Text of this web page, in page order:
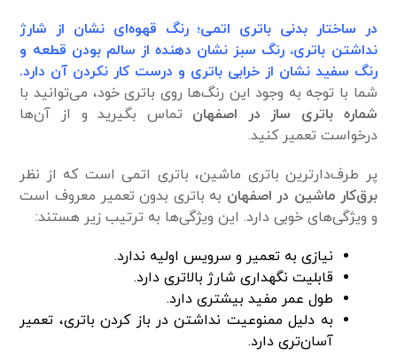
در ساختار بدنی باتری اتمی؛ رنگ قهوه‌ای نشان از شارژ
نداشتن باتری، رنگ سبز نشان دهنده از سالم بودن قطعه و
رنگ سفید نشان از خرابی باتری و درست کار نکردن آن دارد.
شما با توجه به وجود این رنگ‌ها روی باتری خود، می‌توانید با
شماره باتری ساز در اصفهان تماس بگیرید و از آن‌ها
درخواست تعمیر کنید.
پر طرف‌دارترین باتری ماشین، باتری اتمی است که از نظر
برق‌کار ماشین در اصفهان به باتری بدون تعمیر معروف است
و ویژگی‌های خوبی دارد. این ویژگی‌ها به ترتیب زیر هستند:
نیازی به تعمیر و سرویس اولیه ندارد.
قابلیت نگهداری شارژ بالاتری دارد.
طول عمر مفید بیشتری دارد.
به دلیل ممنوعیت نداشتن در باز کردن باتری، تعمیر
آسان‌تری دارد.